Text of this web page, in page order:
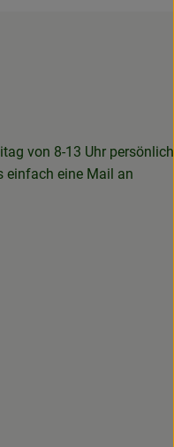
von 8-13 Uhr persönlich
einfach eine Mail an